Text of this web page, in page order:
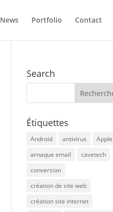
News Portfolio Contact
Search
Étiquettes
Android antivirus
Apple
arnaque email
cavetech
conversion
création de site web
création site internet